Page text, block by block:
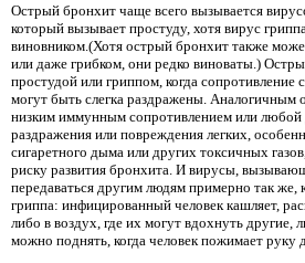
Острый бронхит чаще всего вызывается
который вызывает простуду, хотя вирус
виновником.(Хотя острый бронхит также
или даже грибком, они редко виноваты.)
простудой или гриппом, когда сопротивление
могут быть слегка раздражены. Аналогичным
низким иммунным сопротивлением или любой
раздражения или повреждения легких,
сигаретного дыма или других токсичных
риску развития бронхита. И вирусы,
передаваться другим людям примерно так же,
гриппа: инфицированный человек кашляет,
либо в воздух, где их могут вдохнуть другие,
можно поднять, когда человек пожимает руку